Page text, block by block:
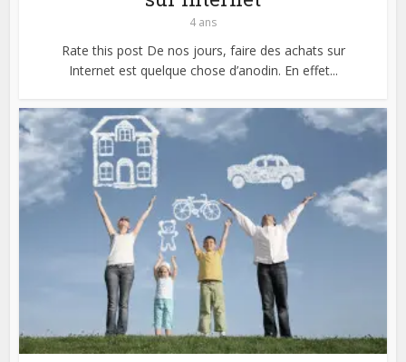
4 ans
Rate this post De nos jours, faire des achats sur
Internet est quelque chose d’anodin. En effet...